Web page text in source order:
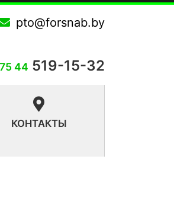
pto@forsnab.by
44 519-15-32
КОНТАКТЫ